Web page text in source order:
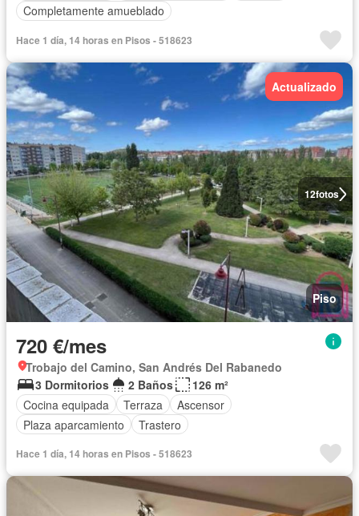
Completamente amueblado
Hace 1 día, 14 horas en Pisos - 518623
12fotos
Actualizado
Piso
720 €/mes
Trobajo del Camino, San Andrés Del Rabanedo
3 Dormitorios
2 Baños
126 m²
Cocina equipada
Terraza
Ascensor
Plaza aparcamiento
Trastero
Hace 1 día, 14 horas en Pisos - 518623